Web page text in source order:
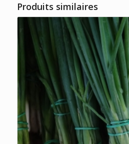
Produits similaires